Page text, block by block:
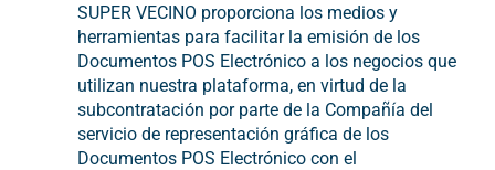
SUPER VECINO proporciona los medios y
herramientas para facilitar la emisión de los
Documentos POS Electrónico a los negocios que
utilizan nuestra plataforma, en virtud de la
subcontratación por parte de la Compañía del
servicio de representación gráfica de los
Documentos POS Electrónico con el